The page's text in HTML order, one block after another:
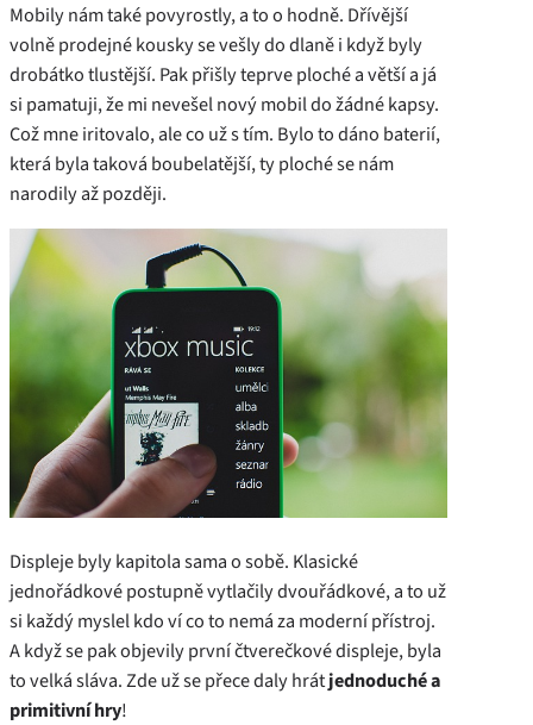
Mobily nám také povyrostly, a to o hodně. Dřívější
volně prodejné kousky se vešly do dlaně i když byly
drobátko tlustější. Pak přišly teprve ploché a větší a já
si pamatuji, že mi nevešel nový mobil do žádné kapsy.
Což mne iritovalo, ale co už s tím. Bylo to dáno baterií,
která byla taková boubelatější, ty ploché se nám
narodily až později.
Displeje byly kapitola sama o sobě. Klasické
jednořádkové postupně vytlačily dvouřádkové, a to už
si každý myslel kdo ví co to nemá za moderní přístroj.
A když se pak objevily první čtverečkové displeje, byla
to velká sláva. Zde už se přece daly hrátjednoduché a
primitivní hry!